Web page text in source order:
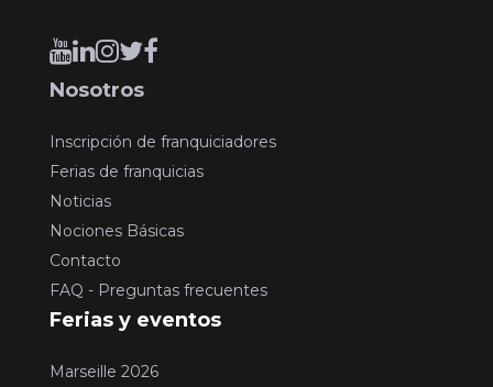
Nosotros
Inscripción de franquiciadores
Ferias de franquicias
Noticias
Nociones Básicas
Contacto
FAQ - Preguntas frecuentes
Ferias y eventos
Marseille 2026